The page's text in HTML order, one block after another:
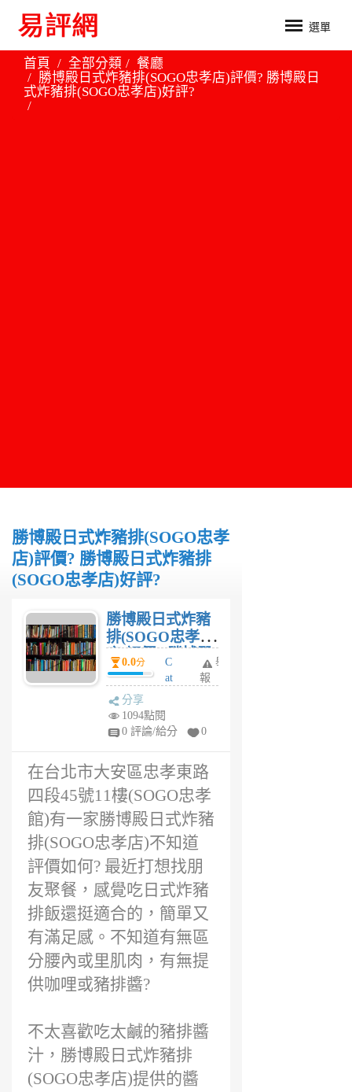
選單
首頁 全部分類
餐廳
勝博殿日式炸豬排(SOGO忠孝店)評價? 勝博殿日
式炸豬排(SOGO忠孝店)好評?
勝博殿日式炸豬排(SOGO忠孝
店)評價? 勝博殿日式炸豬排
(SOGO忠孝店)好評?
勝博殿日式炸豬
排(SOGO忠孝
店)評價? 勝博殿
日式炸豬排
(SOGO忠孝店)
好評?
0.0分
C
at
年
舉
報
分享
1094點閱
0 評論/給分
0
在台北市大安區忠孝東路
四段45號11樓(SOGO忠孝
館)有一家勝博殿日式炸豬
排(SOGO忠孝店)不知道
評價如何? 最近打想找朋
友聚餐，感覺吃日式炸豬
排飯還挺適合的，簡單又
有滿足感。不知道有無區
分腰內或里肌肉，有無提
供咖哩或豬排醬?
不太喜歡吃太鹹的豬排醬
汁，勝博殿日式炸豬排
(SOGO忠孝店)提供的醬